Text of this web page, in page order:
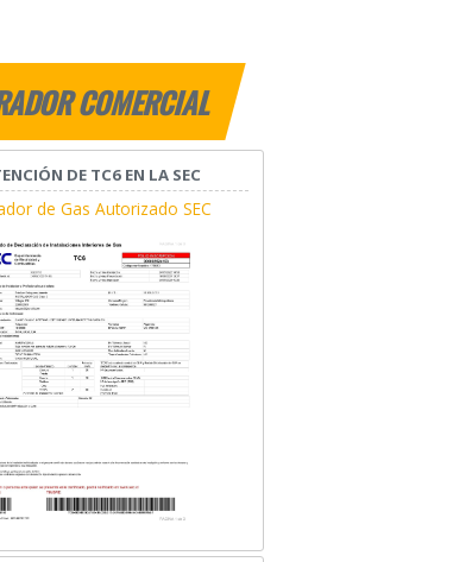
COMERCIAL
DE TC6 EN LA SEC
de Gas Autorizado SEC